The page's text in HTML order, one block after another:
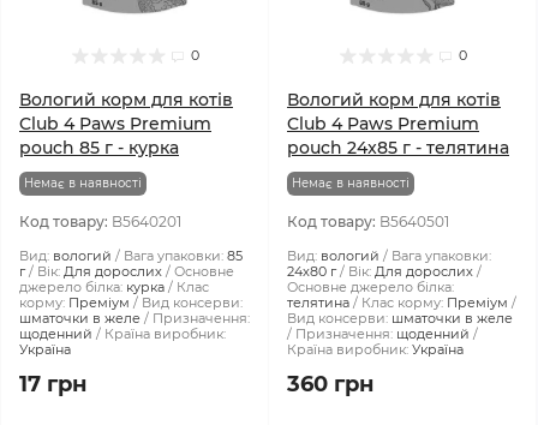
0
Вологий корм для котів
Club 4 Paws Premium
pouch 85 г - курка
Немає в наявності
Код товару: B5640201
Вид: вологий Вага упаковки: 85
г
Вік: Для дорослих
Основне
джерело білка: курка
Клас
корму: Преміум
Вид консерви:
шматочки в желе
Призначення:
щоденний
Країна виробник:
Україна
17 грн
0
Вологий корм для котів
Club 4 Paws Premium
pouch 24x85 г - телятина
Немає в наявності
Код товару: B5640501
Вид: вологий
Вага упаковки:
24x80 г
Вік: Для дорослих
Основне джерело білка:
телятина
Клас корму: Преміум
Вид консерви: шматочки в желе
Призначення: щоденний
Країна виробник: Україна
360 грн